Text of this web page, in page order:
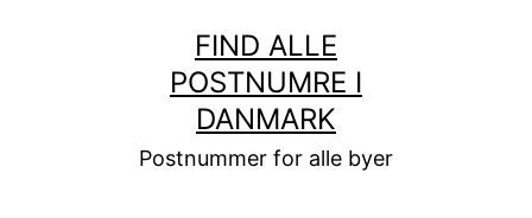
FIND ALLE
POSTNUMRE I
DANMARK
Postnummer for alle byer